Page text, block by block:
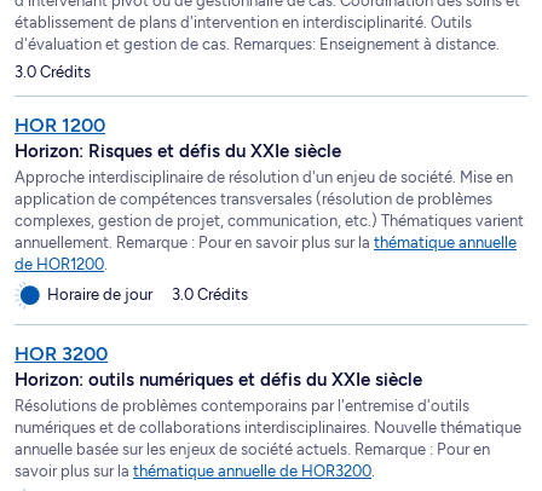
établissement de plans d'intervention en interdisciplinarité. Outils
d'évaluation et gestion de cas. Remarques: Enseignement à distance.
3.0 Crédits
HOR 1200
Horizon: Risques et défis du XXIe siècle
Approche interdisciplinaire de résolution d'un enjeu de société. Mise en
application de compétences transversales (résolution de problèmes
complexes, gestion de projet, communication, etc.) Thématiques varient
annuellement. Remarque : Pour en savoir plus sur la thématique annuelle
de HOR1200
Horaire de jour
3.0 Crédits
HOR 3200
Horizon: outils numériques et défis du XXIe siècle
Résolutions de problèmes contemporains par l'entremise d'outils
numériques et de collaborations interdisciplinaires. Nouvelle thématique
annuelle basée sur les enjeux de société actuels. Remarque : Pour en
savoir plus sur la thématique annuelle de HOR3200